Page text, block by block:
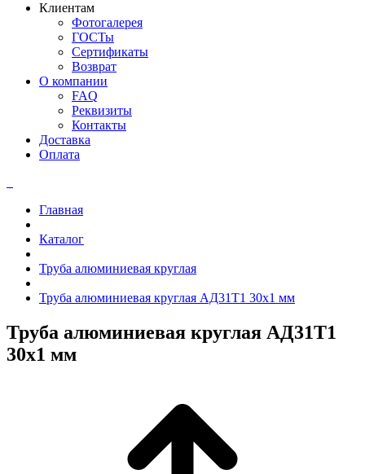
Клиентам
Фотогалерея
ГОСТы
Сертификаты
Возврат
О компании
FAQ
Реквизиты
Контакты
Доставка
Оплата
Главная
Каталог
Труба алюминиевая круглая
Труба алюминиевая круглая АД31Т1 30x1 мм
Труба алюминиевая круглая АД31Т1
30x1 мм